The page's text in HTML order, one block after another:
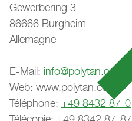
Gewerbering 3
86666 Burgheim
Allemagne
E-Mail: info@polytan.com
Web: www.polytan.com
Téléphone: +49 8432 87-0